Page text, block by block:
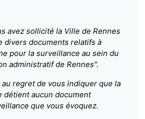
avez sollicité la Ville de Rennes
divers documents relatifs à
pour la surveillance au sein du
administratif de Rennes".
regret de vous indiquer que la
détient aucun document
que vous évoquez.